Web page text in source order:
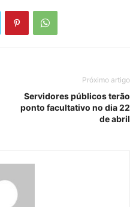
Próximo artigo
Servidores públicos terão
ponto facultativo no dia 22
de abril